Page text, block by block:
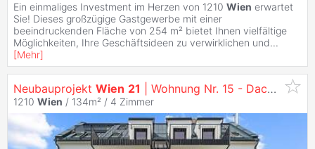
Ein einmaliges Investment im Herzen von 1210 Wien erwartet
Sie! Dieses großzügige Gastgewerbe mit einer
beeindruckenden Fläche von 254 m² bietet Ihnen vielfältige
Möglichkeiten, Ihre Geschäftsideen zu verwirklichen und...
[Mehr]
Neubauprojekt Wien 21 | Wohnung Nr. 15 - Dachgeschosswohnung mit Optionaler Dachterrasse
1210 Wien / 134m² / 4 Zimmer